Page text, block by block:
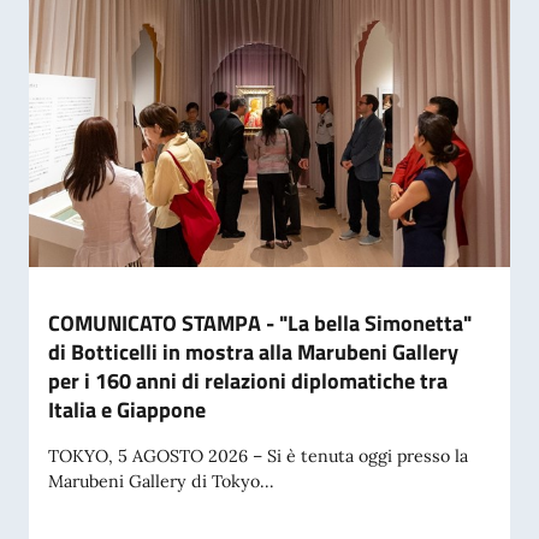
COMUNICATO STAMPA - "La bella Simonetta"
di Botticelli in mostra alla Marubeni Gallery
per i 160 anni di relazioni diplomatiche tra
Italia e Giappone
TOKYO, 5 AGOSTO 2026 – Si è tenuta oggi presso la
Marubeni Gallery di Tokyo...